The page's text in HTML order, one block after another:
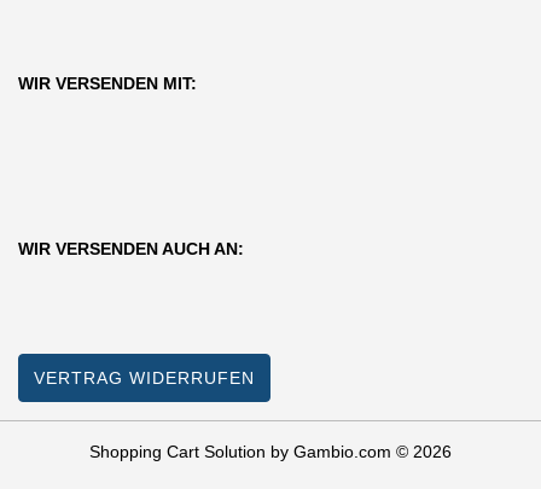
WIR VERSENDEN MIT:
WIR VERSENDEN AUCH AN:
VERTRAG WIDERRUFEN
Shopping Cart Solution by Gambio.com © 2026